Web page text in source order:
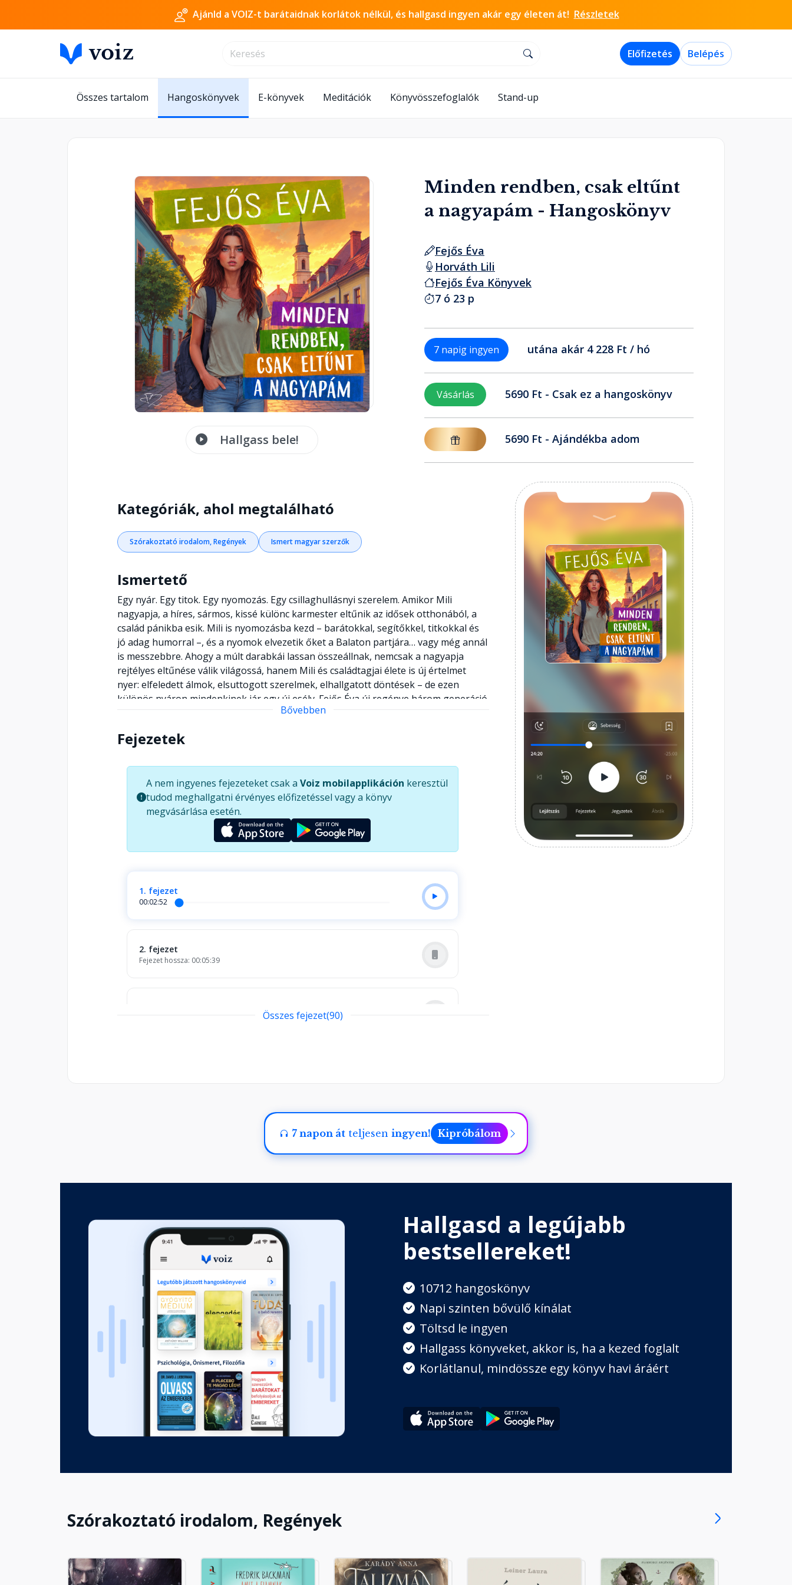
Ajánld a VOIZ-t barátaidnak korlátok nélkül, és hallgasd ingyen akár egy életen át! Részletek
Előfizetés Belépés
Összes tartalom Hangoskönyvek E-könyvek Meditációk Könyvösszefoglalók Stand-up
Hallgass bele!
Minden rendben, csak eltűnt
a nagyapám - Hangoskönyv
Fejős Éva
Horváth Lili
Fejős Éva Könyvek
7 ó 23 p
7 napig ingyen utána akár 4 228 Ft / hó
Vásárlás 5690 Ft - Csak ez a hangoskönyv
5690 Ft - Ajándékba adom
Kategóriák, ahol megtalálható
Szórakoztató irodalom, Regények Ismert magyar szerzők
Ismertető
Egy nyár. Egy titok. Egy nyomozás. Egy csillaghullásnyi szerelem. Amikor Mili
nagyapja, a híres, sármos, kissé különc karmester eltűnik az idősek otthonából, a
család pánikba esik. Mili is nyomozásba kezd – barátokkal, segítőkkel, titkokkal és
jó adag humorral –, és a nyomok elvezetik őket a Balaton partjára… vagy még annál
is messzebbre. Ahogy a múlt darabkái lassan összeállnak, nemcsak a nagyapja
rejtélyes eltűnése válik világossá, hanem Mili és családtagjai élete is új értelmet
nyer: elfeledett álmok, elsuttogott szerelmek, elhallgatott döntések – de ezen
különös nyáron mindenkinek jár egy új esély. Fejős Éva új regénye három generáció
története: benne kaland, családi titok, zene, humor, szerelem és újrakezdés –
Bővebben
Fejezetek
A nem ingyenes fejezeteket csak a Voiz mobilapplikáción keresztül
tudod meghallgatni érvényes előfizetéssel vagy a könyv
megvásárlása esetén.
1. fejezet
00:02:52
2. fejezet
Fejezet hossza: 00:05:39
6. fejezet
7. fejezet
Fejezet hossza: 00:05:01
8. fejezet
Fejezet hossza: 00:04:37
Fejezet hossza: 00:03:11
10. fejezet
Fejezet hossza: 00:05:06
11. fejezet
Összes fejezet(90)
7 napon át teljesen ingyen! Kipróbálom
Hallgasd a legújabb
bestsellereket!
10712 hangoskönyv
Napi szinten bővülő kínálat
Töltsd le ingyen
Hallgass könyveket, akkor is, ha a kezed foglalt
Korlátlanul, mindössze egy könyv havi áráért
Szórakoztató irodalom, Regények